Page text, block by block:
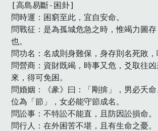
[高島易斷-困卦]
問時運：困窮至此，宜自安命。
問戰征：是為孤城危急之時，惟竭力圖
也。
問功名：名成則身難保，身存則名死敗，
問營商：資財既竭，時事又危，爻取往
來，得可免困。
問婚姻：《彖》曰：「剛揜」，男必夭
位為「節」，女必能守節成名。
問訟事：不特訟不能直，且防因訟損命。
問行人：在外困苦不堪，且有生命之憂。